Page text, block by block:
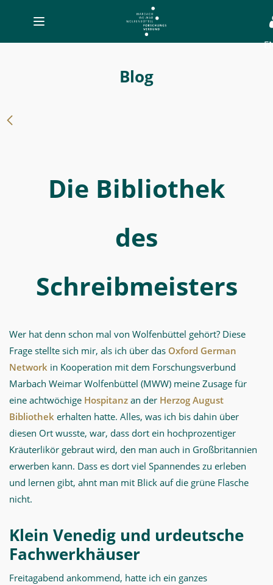
Toggle
navigation
Schreibmeisters
Forschung
Blog
Die Bibliothek
des
Schreibmeisters
Wer hat denn schon mal von Wolfenbüttel gehört? Diese
Frage stellte sich mir, als ich über das Oxford German
Network in Kooperation mit dem Forschungsverbund
Marbach Weimar Wolfenbüttel (MWW) meine Zusage für
eine achtwöchige Hospitanz an der Herzog August
Bibliothek erhalten hatte. Alles, was ich bis dahin über
diesen Ort wusste, war, dass dort ein hochprozentiger
Kräuterlikör gebraut wird, den man auch in Großbritannien
erwerben kann. Dass es dort viel Spannendes zu erleben
und lernen gibt, ahnt man mit Blick auf die grüne Flasche
nicht.
Klein Venedig und urdeutsche
Fachwerkhäuser
Freitagabend ankommend, hatte ich ein ganzes